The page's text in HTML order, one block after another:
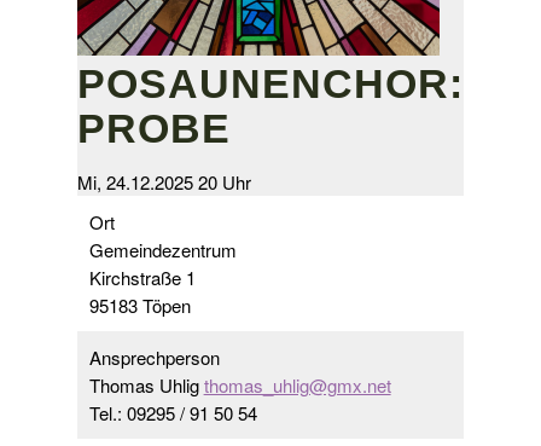
POSAUNENCHOR:
PROBE
Mi, 24.12.2025 20 Uhr
Ort
Gemeindezentrum
Kirchstraße 1
95183 Töpen
Ansprechperson
Thomas Uhligthomas_uhlig@gmx.net
Tel.: 09295 / 91 50 54